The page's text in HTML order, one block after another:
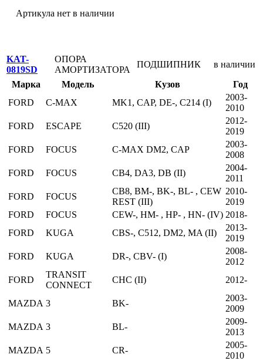
Артикула нет в наличии
KAT-
0819SD
ОПОРА
АМОРТИЗАТОРА
ПОДШИПНИК
в наличии
Марка
Модель Кузов
Год
FORD
C-MAX MK1, CAP, DE-, C214 (I)
2003-
2010
FORD
ESCAPE C520 (III)
2012-
2019
FORD
FOCUS C-MAX DM2, CAP
2003-
2008
FORD
FOCUS CB4, DA3, DB (II)
2004-
2011
FORD
FOCUS
CB8, BM-, BK-, BL- , CEW
REST (III)
2010-
2019
FORD
FOCUS CEW-, HM- , HP- , HN- (IV) 2018-
FORD
KUGA CBS-, C512, DM2, MA (II)
2013-
2019
FORD
KUGA DR-, CBV- (I)
2008-
2012
FORD
TRANSIT
CONNECT
CHC (II) 2012-
MAZDA 3 BK-
2003-
2009
MAZDA 3 BL-
2009-
2013
MAZDA 5 CR-
2005-
2010